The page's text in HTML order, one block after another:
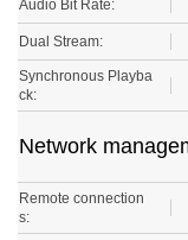
Dual Stream:
Synchronous Playba
ck:
Remote connection
s: